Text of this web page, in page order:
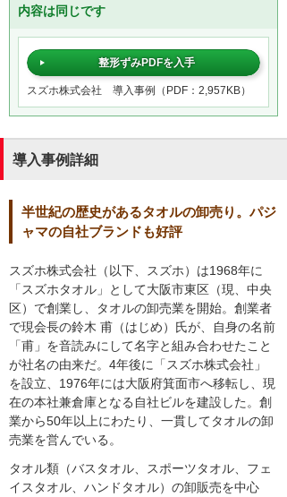
内容は同じです
整形ずみPDFを入手
スズホ株式会社 導入事例（PDF：2,957KB）
導入事例詳細
半世紀の歴史があるタオルの卸売り。パジ
ャマの自社ブランドも好評
スズホ株式会社（以下、スズホ）は1968年に
「スズホタオル」として大阪市東区（現、中央
区）で創業し、タオルの卸売業を開始。創業者
で現会長の鈴木 甫（はじめ）氏が、自身の名前
「甫」を音読みにして名字と組み合わせたこと
が社名の由来だ。4年後に「スズホ株式会社」
を設立、1976年には大阪府箕面市へ移転し、現
在の本社兼倉庫となる自社ビルを建設した。創
業から50年以上にわたり、一貫してタオルの卸
売業を営んでいる。
タオル類（バスタオル、スポーツタオル、フェ
イスタオル、ハンドタオル）の卸販売を中心